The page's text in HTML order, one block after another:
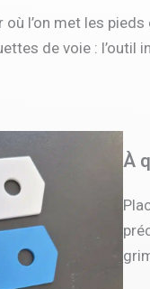
où l’on met les
de voie :
À